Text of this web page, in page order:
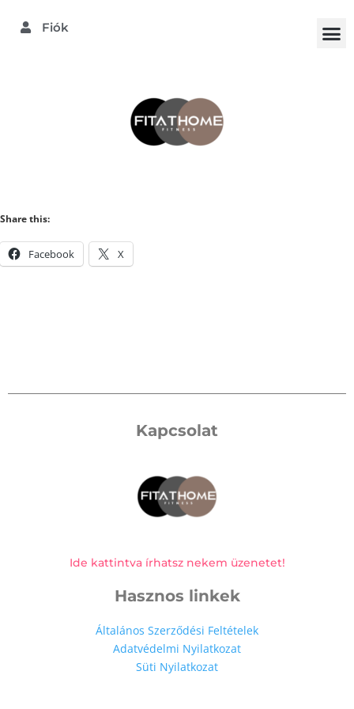
Fiók
Share this:
Facebook X
Kapcsolat
Ide kattintva írhatsz nekem üzenetet!
Hasznos linkek
Általános Szerződési Feltételek
Adatvédelmi Nyilatkozat
Süti Nyilatkozat